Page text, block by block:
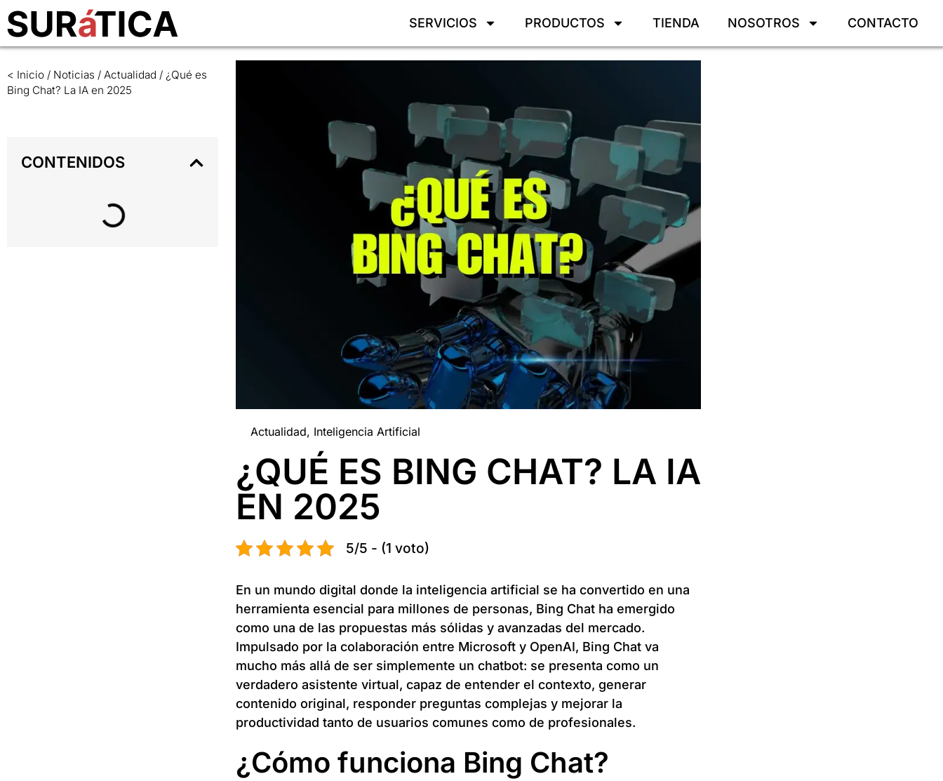
SERVICIOS PRODUCTOS TIENDA NOSOTROS CONTACTO
< Inicio / Noticias / Actualidad / ¿Qué es
Bing Chat? La IA en 2025
CONTENIDOS
Actualidad, Inteligencia Artificial
¿QUÉ ES BING CHAT? LA IA
EN 2025
5/5 - (1 voto)
En un mundo digital donde la inteligencia artificial se ha convertido en una
herramienta esencial para millones de personas, Bing Chat ha emergido
como una de las propuestas más sólidas y avanzadas del mercado.
Impulsado por la colaboración entre Microsoft y OpenAI, Bing Chat va
mucho más allá de ser simplemente un chatbot: se presenta como un
verdadero asistente virtual, capaz de entender el contexto, generar
contenido original, responder preguntas complejas y mejorar la
productividad tanto de usuarios comunes como de profesionales.
¿Cómo funciona Bing Chat?